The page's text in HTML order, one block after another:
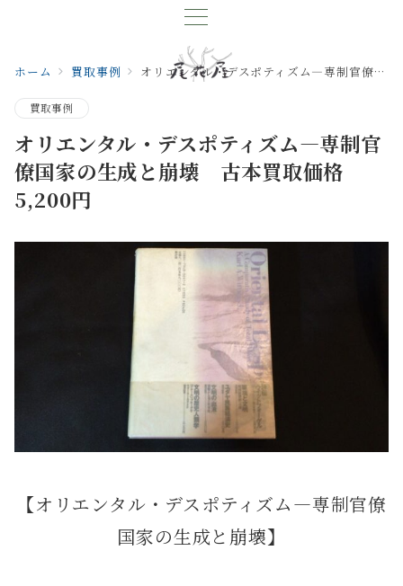
ホーム 買取事例 オリエンタル・デスポティズム―専制官僚国家の生成と崩壊 古本買取価格 5,200円
買取事例
オリエンタル・デスポティズム―専制官
僚国家の生成と崩壊 古本買取価格
5,200円
【オリエンタル・デスポティズム―専制官僚
国家の生成と崩壊】